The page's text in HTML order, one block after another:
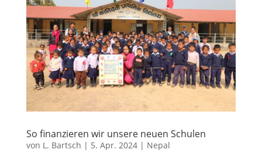
So finanzieren wir unsere neuen Schulen
von L. Bartsch | 5. Apr. 2024| Nepal